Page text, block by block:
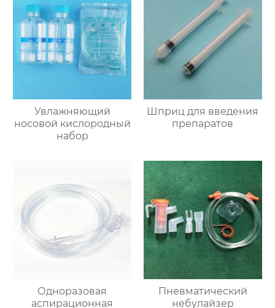
Увлажняющий
носовой кислородный
набор
Шприц для введения
препаратов
Одноразовая
аспирационная
Пневматический
небулайзер